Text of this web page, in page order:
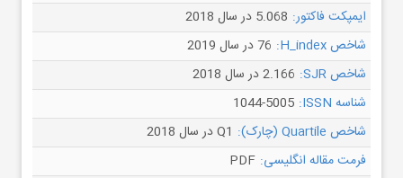
ایمپکت فاکتور: 5.068 در سال 2018
شاخص H_index:
76 در سال 2019
شاخص SJR:
2.166 در سال 2018
شناسه ISSN:
1044-5005
شاخص Quartile (چارک):
Q1 در سال 2018
فرمت مقاله انگلیسی: PDF